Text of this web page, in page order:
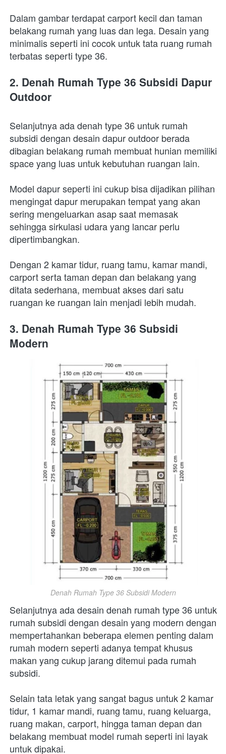
Dalam gambar terdapat carport kecil dan taman
belakang rumah yang luas dan lega. Desain yang
minimalis seperti ini cocok untuk tata ruang rumah
terbatas seperti type 36.
2. Denah Rumah Type 36 Subsidi Dapur
Outdoor
Selanjutnya ada denah type 36 untuk rumah
subsidi dengan desain dapur outdoor berada
dibagian belakang rumah membuat hunian memiliki
space yang luas untuk kebutuhan ruangan lain.
Model dapur seperti ini cukup bisa dijadikan pilihan
mengingat dapur merupakan tempat yang akan
sering mengeluarkan asap saat memasak
sehingga sirkulasi udara yang lancar perlu
dipertimbangkan.
Dengan 2 kamar tidur, ruang tamu, kamar mandi,
carport serta taman depan dan belakang yang
ditata sederhana, membuat akses dari satu
ruangan ke ruangan lain menjadi lebih mudah.
3. Denah Rumah Type 36 Subsidi
Modern
Denah Rumah Type 36 Subsidi Modern
Selanjutnya ada desain denah rumah type 36 untuk
rumah subsidi dengan desain yang modern dengan
mempertahankan beberapa elemen penting dalam
rumah modern seperti adanya tempat khusus
makan yang cukup jarang ditemui pada rumah
subsidi.
Selain tata letak yang sangat bagus untuk 2 kamar
tidur, 1 kamar mandi, ruang tamu, ruang keluarga,
ruang makan, carport, hingga taman depan dan
belakang membuat model rumah seperti ini layak
untuk dipakai.